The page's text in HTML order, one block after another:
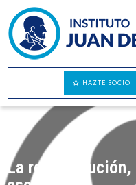
HAZTE SOCIO
La redistribución,